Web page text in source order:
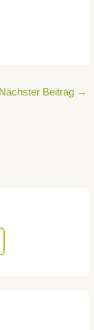
Nächster Beitrag →